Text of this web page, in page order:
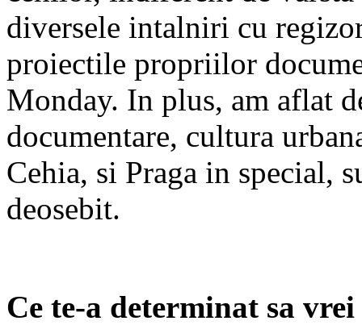
diversele intalniri cu
proiectile propriilor
Monday. In plus, am aflat
documentare, cultura
Cehia, si Praga in special,
deosebit.
Ce te-a determinat sa